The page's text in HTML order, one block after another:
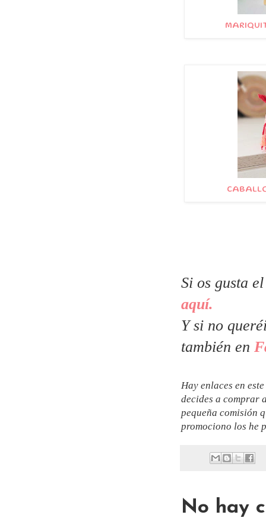
Si os gusta
aquí.
Y si no
también en
Hay enlaces en
decides a comprar
pequeña comisión
promociono los he
No hay